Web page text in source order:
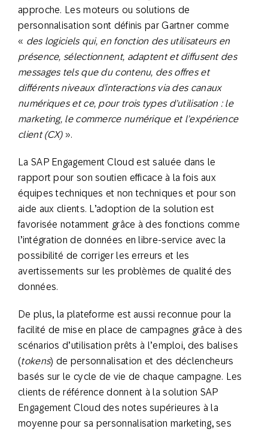
approche. Les moteurs ou solutions de
personnalisation sont définis par Gartner comme
« des logiciels qui, en fonction des utilisateurs en
présence, sélectionnent, adaptent et diffusent des
messages tels que du contenu, des offres et
différents niveaux d’interactions via des canaux
numériques et ce, pour trois types d’utilisation : le
marketing, le commerce numérique et l’expérience
client (CX)».
La SAP Engagement Cloud est saluée dans le
rapport pour son soutien efficace à la fois aux
équipes techniques et non techniques et pour son
aide aux clients. L’adoption de la solution est
favorisée notamment grâce à des fonctions comme
l’intégration de données en libre-service avec la
possibilité de corriger les erreurs et les
avertissements sur les problèmes de qualité des
données.
De plus, la plateforme est aussi reconnue pour la
facilité de mise en place de campagnes grâce à des
scénarios d’utilisation prêts à l’emploi, des balises
(tokens) de personnalisation et des déclencheurs
basés sur le cycle de vie de chaque campagne. Les
clients de référence donnent à la solution SAP
Engagement Cloud des notes supérieures à la
moyenne pour sa personnalisation marketing, ses